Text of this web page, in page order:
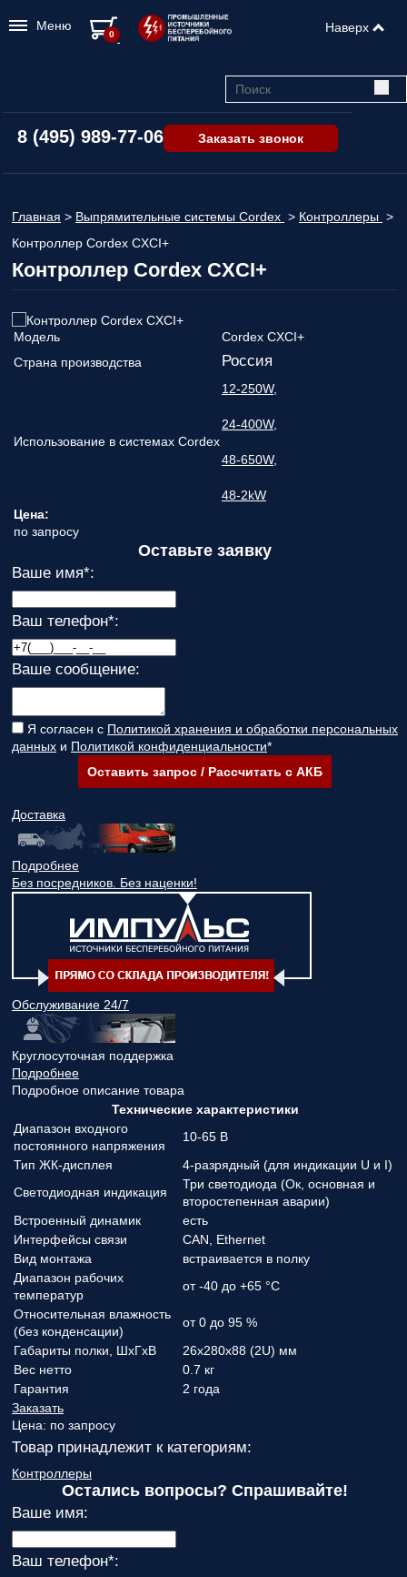
8 (495) 989-77-06 Заказать звонок
Главная > Выпрямительные системы Cordex > Контроллеры >
Контроллер Cordex CXCI+
Контроллер Cordex CXCI+
Модель
Cordex CXCI+
Страна производства
Россия
Использование в системах Cordex
12-250W,
24-400W,
48-650W,
48-2kW
Цена:
по запросу
Оставьте заявку
Ваше имя*:
Ваш телефон*:
Ваше сообщение:
Я согласен с Политикой хранения и обработки персональных
данных и Политикой конфиденциальности*
Оставить запрос / Рассчитать с АКБ
Доставка
Подробнее
Без посредников. Без наценки!
Обслуживание 24/7
Круглосуточная поддержка
Подробнее
Подробное описание товара
Технические характеристики
Диапазон входного
постоянного напряжения
10-65 В
Тип ЖК-дисплея
4-разрядный (для индикации U и I)
Светодиодная индикация
Три светодиода (Ок, основная и
второстепенная аварии)
Встроенный динамик
есть
Интерфейсы связи
CAN, Ethernet
Вид монтажа
встраивается в полку
Диапазон рабочих
температур
от -40 до +65 °С
Относительная влажность
(без конденсации)
от 0 до 95 %
Габариты полки, ШхГхВ
26х280х88 (2U) мм
Вес нетто
0.7 кг
Гарантия
2 года
Заказать
Цена: по запросу
Товар принадлежит к категориям:
Контроллеры
Остались вопросы? Спрашивайте!
Ваше имя:
Ваш телефон*:
Меню Наверх
0